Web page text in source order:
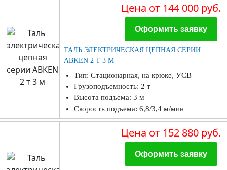
Цена от 144 000 руб.
Оформить заявку
ТАЛЬ ЭЛЕКТРИЧЕСКАЯ ЦЕПНАЯ СЕРИИ
ABKEN 2 Т 3 М
Тип: Стационарная, на крюке, УСВ
Грузоподъемность: 2 т
Высота подъема: 3 м
Скорость подъема: 6,8/3,4 м/мин
Цена от 152 880 руб.
Оформить заявку